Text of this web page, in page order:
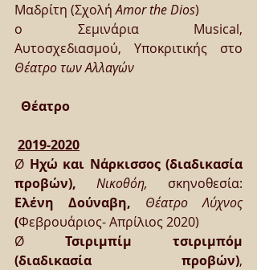
Μαδρίτη (Σχολή Amor the Dios)
o Σεμινάρια Musical,
Θέατρο των Αλλαγών
Θέατρο
2019-2020
Ø Ηχώ και Νάρκισσος (διαδικασία
προβών), Νικοθόη,
Ελένη Δούναβη, Θέατρο Λύχνος
(Φεβρουάριος- Απρίλιος 2020)
Ø Τσιριμπίμ τσιριμπόμ
(διαδικασία προβών),